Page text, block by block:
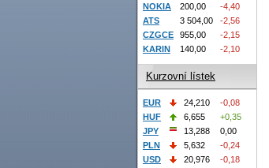
NOKIA
200,00
-4,40
ATS
3 504,00
-2,56
CZGCE
955,00
-2,15
KARIN
140,00 -2,10
Kurzovní lístek
EUR 24,210
-0,08
HUF
6,655
+0,35
JPY
13,288
0,00
PLN
5,632
-0,24
USD
20,976 -0,18